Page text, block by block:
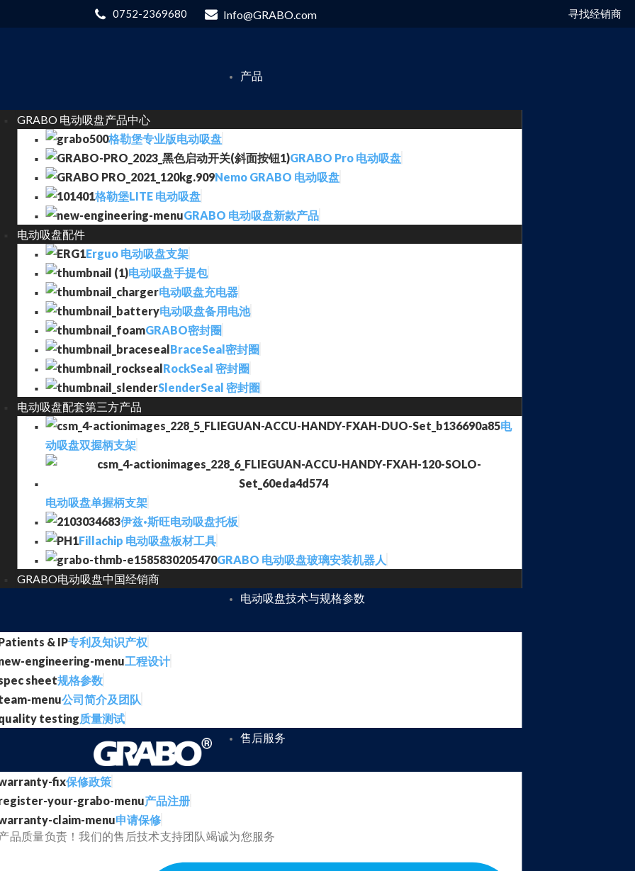
0752-2369680 Info@GRABO.com 寻找经销商
产品
GRABO 电动吸盘产品中心
格勒堡专业版电动吸盘
GRABO Pro 电动吸盘
Nemo GRABO 电动吸盘
格勒堡LITE 电动吸盘
GRABO 电动吸盘新款产品
电动吸盘配件
Erguo 电动吸盘支架
电动吸盘手提包
电动吸盘充电器
电动吸盘备用电池
GRABO密封圈
BraceSeal密封圈
RockSeal 密封圈
SlenderSeal 密封圈
电动吸盘配套第三方产品
电
动吸盘双握柄支架
电动吸盘单握柄支架
伊兹·斯旺电动吸盘托板
Fillachip 电动吸盘板材工具
GRABO 电动吸盘玻璃安装机器人
GRABO电动吸盘中国经销商
电动吸盘技术与规格参数
专利及知识产权
工程设计
规格参数
公司简介及团队
质量测试
售后服务
保修政策
产品注册
申请保修
品质量负责！我们的售后技术支持团队竭诚为您服务